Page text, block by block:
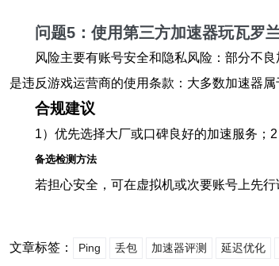
问题5：使用第三方加速器玩瓦罗
风险主要有账号安全和隐私风险：部分不
是违反游戏运营商的使用条款：大多数加速器
合规建议
1）优先选择大厂或口碑良好的加速服务；
备选检测方法
若担心安全，可在虚拟机或次要账号上先
文章标签： Ping 丢包 加速器评测 延迟优化